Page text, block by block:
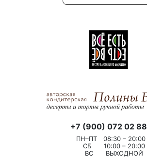
+7 (900) 072 02 88
ПН–ПТ
08:30 – 20:00
СБ
10:00 – 20:00
ВС
ВЫХОДНОЙ